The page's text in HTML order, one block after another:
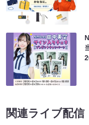
関連ライブ配信